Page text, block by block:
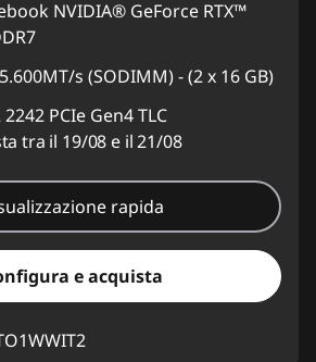
NVIDIA® GeForce RTX™
s (SODIMM) - (2 x 16 GB)
2242 PCIe Gen4 TLC
tra il 19/08 e il 21/08
rapida
e acquista